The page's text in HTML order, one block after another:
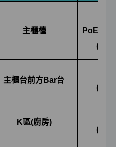
主櫃檯
PoE
(
主櫃台前方Bar台
(
K區(廚房)
(